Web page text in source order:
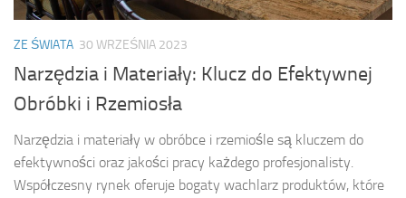
ZE ŚWIATA 30 WRZEŚNIA 2023
Narzędzia i Materiały: Klucz do Efektywnej
Obróbki i Rzemiosła
Narzędzia i materiały w obróbce i rzemiośle są kluczem do
efektywności oraz jakości pracy każdego profesjonalisty.
Współczesny rynek oferuje bogaty wachlarz produktów, które